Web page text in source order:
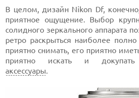
В целом, дизайн Nikon Df,
приятное ощущение. Выбор
солидного зеркального аппарата
ретро раскрыться наиболее
приятно снимать, его приятно
приятно искать и докупать
аксессуары.